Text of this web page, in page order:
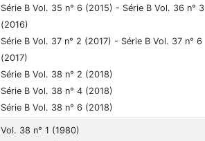
Série B Vol. 35 n° 6 (2015) - Série B Vol. 36 n° 3
(2016)
Série B Vol. 37 n° 2 (2017) - Série B Vol. 37 n° 6
(2017)
Série B Vol. 38 n° 2 (2018)
Série B Vol. 38 n° 4 (2018)
Série B Vol. 38 n° 6 (2018)
Vol. 38 n° 1 (1980)